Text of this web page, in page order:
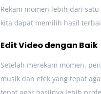
Rekam momen lebih dari
kita dapat memilih hasil
Edit Video dengan Baik
Setelah merekam momen,
musik dan efek yang tepat
tepat agar hasilnya lebih